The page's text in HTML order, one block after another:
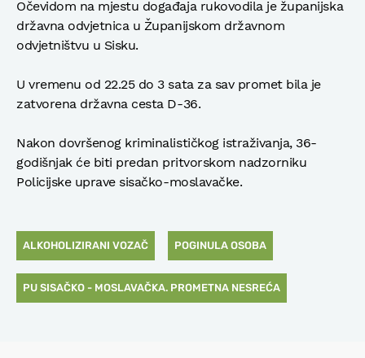
Očevidom na mjestu događaja rukovodila je županijska
državna odvjetnica u Županijskom državnom
odvjetništvu u Sisku.
U vremenu od 22.25 do 3 sata za sav promet bila je
zatvorena državna cesta D-36.
Nakon dovršenog kriminalističkog istraživanja, 36-
godišnjak će biti predan pritvorskom nadzorniku
Policijske uprave sisačko-moslavačke.
ALKOHOLIZIRANI VOZAČ POGINULA OSOBA
PU SISAČKO - MOSLAVAČKA. PROMETNA NESREĆA